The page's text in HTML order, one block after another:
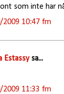
som inte har
2009 10:47 fm
Estassysa...
2009 11:33 fm